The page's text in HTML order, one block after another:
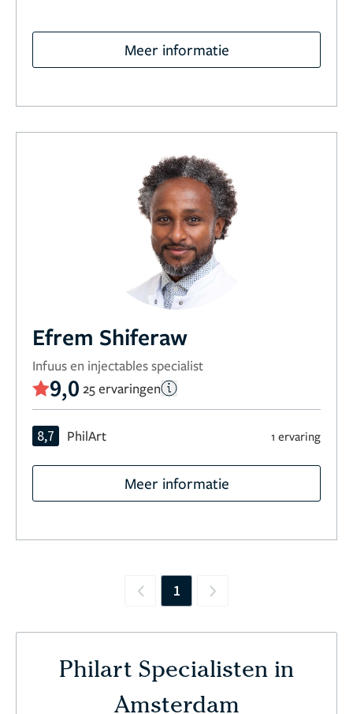
Meer informatie
Efrem Shiferaw
Infuus en injectables specialist
9,0 25 ervaringen
8,7 PhilArt 1 ervaring
Meer informatie
Previous
1 Next
Philart Specialisten in
Amsterdam